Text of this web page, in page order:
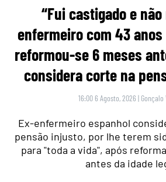
“Fui castigado e
enfermeiro com 43
reformou-se 6 meses
considera corte na
16:00 6 Agosto, 2026 | Gonçalo
Ex-enfermeiro espanhol
pensão injusto, por lhe terem
para "toda a vida", após
antes da idade